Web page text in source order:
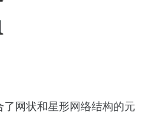
了网状和星形网络结构的元